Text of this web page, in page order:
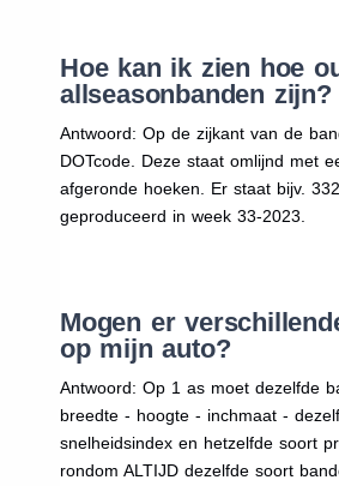
Hoe kan ik zien hoe
allseasonbanden zijn?
Antwoord: Op de zijkant van de
DOTcode. Deze staat omlijnd met
afgeronde hoeken. Er staat bijv.
geproduceerd in week 33-2023.
Mogen er
op mijn auto?
Antwoord: Op 1 as moet dezelfde
breedte - hoogte - inchmaat -
snelheidsindex en hetzelfde soort
rondom ALTIJD dezelfde soort